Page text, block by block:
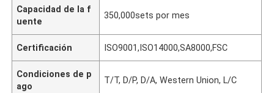
Capacidad de la f
uente
350,000sets por mes
Certificación ISO9001,ISO14000,SA8000,FSC
Condiciones de p
ago
T/T, D/P, D/A, Western Union, L/C